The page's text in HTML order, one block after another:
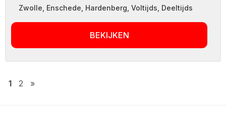
Zwolle, Enschede, Hardenberg Voltijds, Deeltijds
BEKIJKEN
1 2 »